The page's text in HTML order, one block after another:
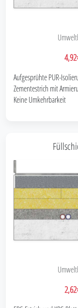
Aufgesprühte PUR-
Zementestrich mit
Keine Umkehrbarkeit